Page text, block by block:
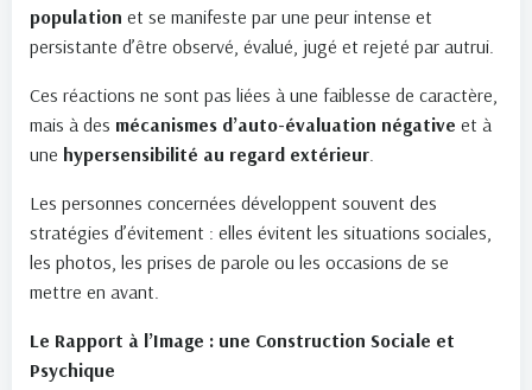
population et se manifeste par une peur intense et
persistante d’être observé, évalué, jugé et rejeté par autrui.
Ces réactions ne sont pas liées à une faiblesse de caractère,
mais à des mécanismes d’auto-évaluation négative et à
une hypersensibilité au regard extérieur
Les personnes concernées développent souvent des
stratégies d’évitement : elles évitent les situations sociales,
les photos, les prises de parole ou les occasions de se
mettre en avant.
Le Rapport à l’Image : une Construction Sociale et
Psychique